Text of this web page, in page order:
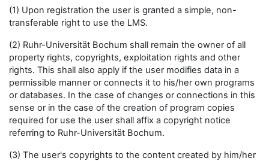
(1) Upon registration the user is granted a simple, non-
transferable right to use the LMS.
(2) Ruhr-Universität Bochum shall remain the owner of all
property rights, copyrights, exploitation rights and other
rights. This shall also apply if the user modifies data in a
permissible manner or connects it to his/her own programs
or databases. In the case of changes or connections in this
sense or in the case of the creation of program copies
required for use the user shall affix a copyright notice
referring to Ruhr-Universität Bochum.
(3) The user's copyrights to the content created by him/her